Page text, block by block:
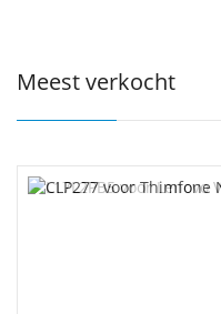
Meest verkocht